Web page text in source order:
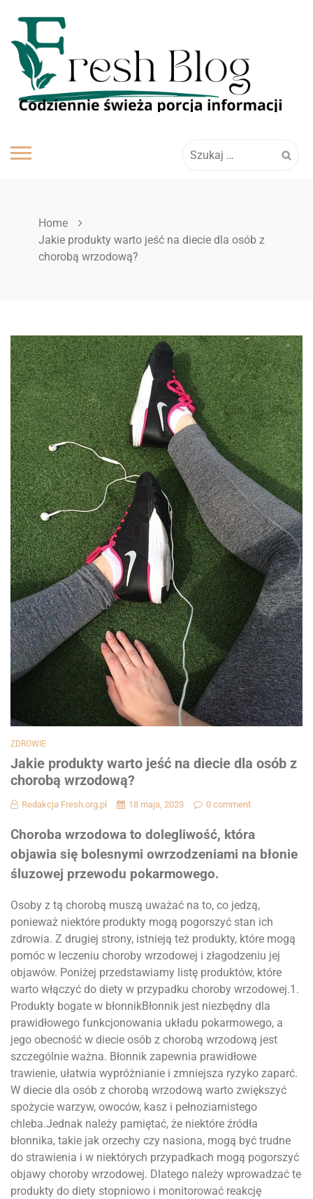
content
Home
Jakie produkty warto jeść na diecie dla osób z
chorobą wrzodową?
ZDROWIE
Jakie produkty warto jeść na diecie dla osób z
chorobą wrzodową?
Redakcja Fresh.org.pl 18 maja, 2023 0 comment
Choroba wrzodowa to dolegliwość, która
objawia się bolesnymi owrzodzeniami na błonie
śluzowej przewodu pokarmowego.
Osoby z tą chorobą muszą uważać na to, co jedzą,
ponieważ niektóre produkty mogą pogorszyć stan ich
zdrowia. Z drugiej strony, istnieją też produkty, które mogą
pomóc w leczeniu choroby wrzodowej i złagodzeniu jej
objawów. Poniżej przedstawiamy listę produktów, które
warto włączyć do diety w przypadku choroby wrzodowej.1.
Produkty bogate w błonnikBłonnik jest niezbędny dla
prawidłowego funkcjonowania układu pokarmowego, a
jego obecność w diecie osób z chorobą wrzodową jest
szczególnie ważna. Błonnik zapewnia prawidłowe
trawienie, ułatwia wypróżnianie i zmniejsza ryzyko zaparć.
W diecie dla osób z chorobą wrzodową warto zwiększyć
spożycie warzyw, owoców, kasz i pełnoziarnistego
chleba.Jednak należy pamiętać, że niektóre źródła
błonnika, takie jak orzechy czy nasiona, mogą być trudne
do strawienia i w niektórych przypadkach mogą pogorszyć
objawy choroby wrzodowej. Dlatego należy wprowadzać te
produkty do diety stopniowo i monitorować reakcję